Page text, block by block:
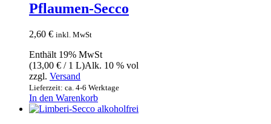
Pflaumen-Secco
2,60 € inkl. MwSt
Enthält 19% MwSt
(13,00 € / 1 L)Alk. 10 % vol
zzgl. Versand
Lieferzeit: ca. 4-6 Werktage
In den Warenkorb